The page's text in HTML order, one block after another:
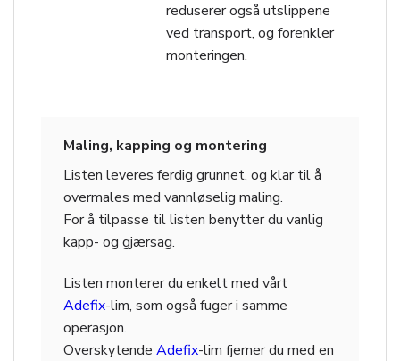
reduserer også utslippene
ved transport, og forenkler
monteringen.
Maling, kapping og montering
Listen leveres ferdig grunnet, og klar til å
overmales med vannløselig maling.
For å tilpasse til listen benytter du vanlig
kapp- og gjærsag.
Listen monterer du enkelt med vårt
Adefix-lim, som også fuger i samme
operasjon.
Overskytende Adefix-lim fjerner du med en